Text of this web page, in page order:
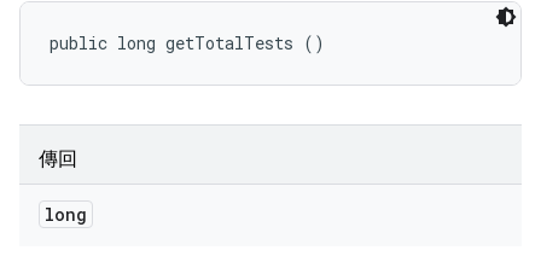
public long getTotalTests ()
傳回
long